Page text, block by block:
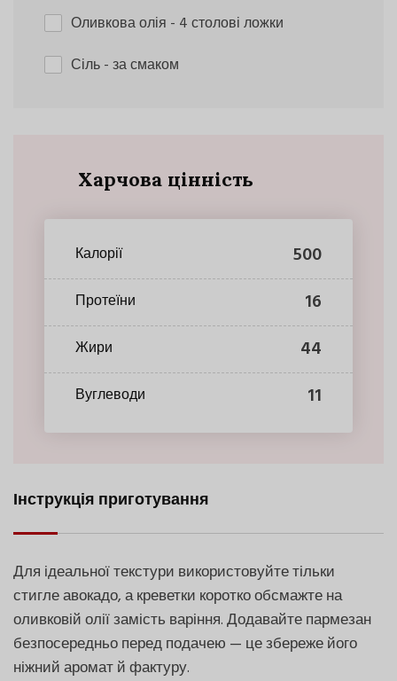
Оливкова олія - 4 столові ложки
Сіль- за смаком
Харчова цінність
Калорії 500
Протеїни 16
Жири 44
Вуглеводи 11
Інструкція приготування
Для ідеальної текстури використовуйте тільки
стигле авокадо, а креветки коротко обсмажте на
оливковій олії замість варіння. Додавайте пармезан
безпосередньо перед подачею — це збереже його
ніжний аромат й фактуру.